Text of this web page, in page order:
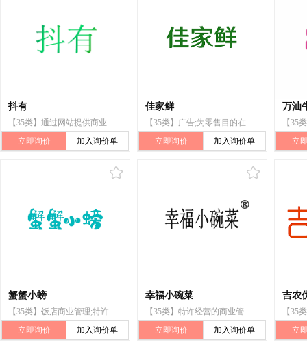
抖有
【35类】通过网站提供商业信息;特许经营的商业管理;饭店商业管理
立即询价
加入询价单
佳家鲜
【35类】广告;为零售目的在通信媒体上展示商品;商业管理咨询;特许经营的商业管理;饭店商业管理;药用、兽医用、卫生用制剂和医疗用品的批发服务
立即询价
加入询价单
万汕
立
蟹蟹小螃
【35类】饭店商业管理;特许经营的商业管理;替他人推销;广告;为商品和服务的买卖双方提供在线市场
立即询价
加入询价单
幸福小碗菜
【35类】特许经营的商业管理;饭店商业管理;商业中介服务;通过网站提供商业信息;药品零售或批发服务
立即询价
加入询价单
吉农
立